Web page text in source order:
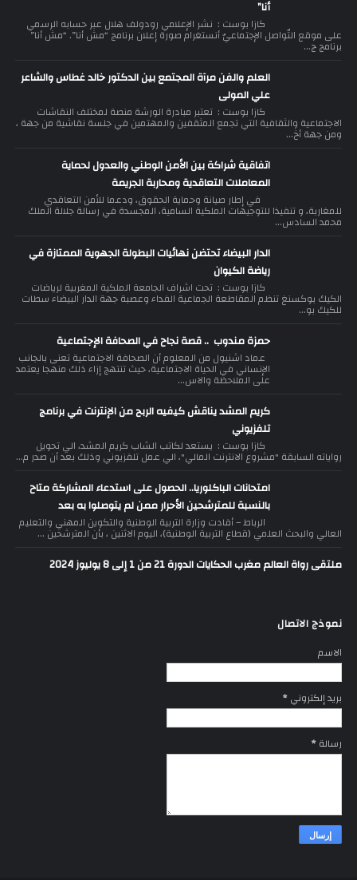
أنا”
كازا بوست : نشر الإعلامي رودولف هلال عبر حسابه الرسمي
على موقع التّواصل الإجتماعيّ أنستغرام صورة إعلان برنامج “مش أنا”. “مش أنا”
برنامج ج...
العلم والفن مرآة المجتمع بين الدكتور خالد غطاس والشاعر
علي المولى
كازا بوست : تعتبر مبادرة الورشة منصة لمختلف النقاشات
الاجتماعية والثقافية التي تجمع المثقفين والمهتمين في جلسة نقاشية من جهة ،
ومن جهة أخ...
اتفاقية شراكة بين الأمن الوطني والعدول لحماية
المعاملات التعاقدية ومحاربة الجريمة
في إطار صيانة وحماية الحقوق، ودعما للأمن التعاقدي
للمغاربة، و تنفيذا للتوجيهات الملكية السامية، المجسدة في رسالة جلالة الملك
محمد السادس...
الدار البيضاء تحتضن نهائيات البطولة الجهوية الممتازة في
رياضة الكيوان
كازا بوست : تحت اشراف الجامعة الملكية المغربية لرياضات
الكيك بوكسنغ تنظم المقاطعة الجماعية الفداء وعصبة جهة الدار البيضاء سطات
للكيك بو...
حمزة مندوب .. قصة نجاح في الصحافة الإجتماعية
عماد اشنيول من المعلوم أن الصحافة الاجتماعية تعنى بالجانب
الإنساني في الحياة الاجتماعية، حيث تنتهج إزاء ذلك منهجا يعتمد
على الملاحظة والاس...
كريم المشد يناقش كيفيه الربح من الإنترنت في برنامج
تلفزيوني
كازا بوست : يستعد لكاتب الشاب كريم المشد، الي تحويل
رواياته السابقة "مشروع الانترنت المالي"، الي عمل تلفزيوني وذلك بعد أن صدر م...
امتحانات الباكلوريا.. الحصول على استدعاء المشاركة متاح
بالنسبة للمترشحين الأحرار ممن لم يتوصلوا به بعد
الرباط – أفادت وزارة التربية الوطنية والتكوين المهني والتعليم
العالي والبحث العلمي (قطاع التربية الوطنية)، اليوم الاثنين ، بأن المترشحين ...
ملتقى رواة العالم مغرب الحكايات الدورة 21 من 1 إلى 8 يوليوز 2024
نموذج الاتصال
الاسم
بريد إلكتروني*
رسالة*